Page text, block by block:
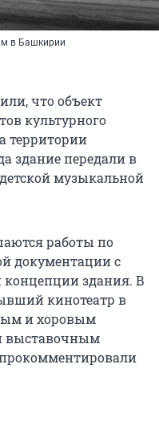
в Башкирии
что объект
культурного
территории
здание передали в
музыкальной
работы по
документации с
концепции здания. В
кинотеатр в
и хоровым
выставочным